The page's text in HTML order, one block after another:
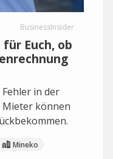
BusinessInsider
Euch, ob
in der
können
Mineko